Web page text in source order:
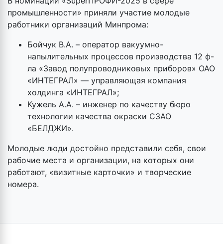
промышленности» приняли участие молодые
работники организаций Минпрома:
Бойчук В.А. – оператор вакуумно-
напылительных процессов производства 12 ф-
ла «Завод полупроводниковых приборов» ОАО
«ИНТЕГРАЛ» — управляющая компания
холдинга «ИНТЕГРАЛ»;
Кужель А.А. – инженер по качеству бюро
технологии качества окраски СЗАО
«БЕЛДЖИ».
Молодые люди достойно представили себя, свои
рабочие места и организации, на которых они
работают, «визитные карточки» и творческие
номера.